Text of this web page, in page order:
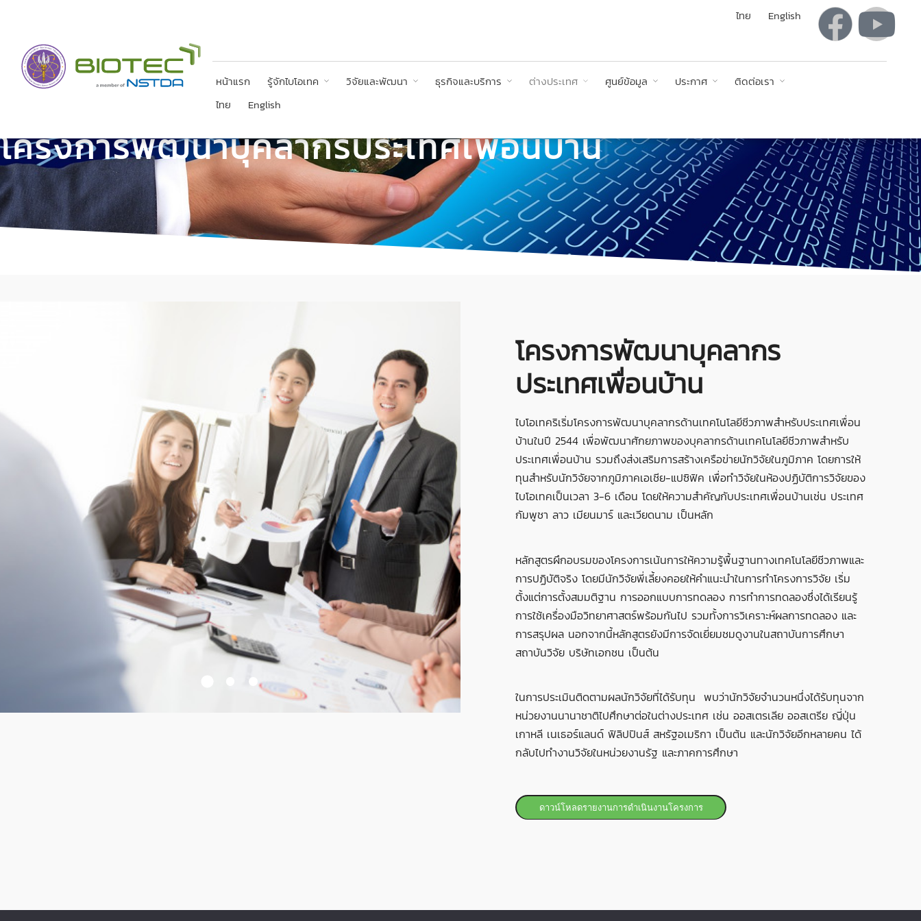
ไทย English
หน้าแรก รู้จักไบโอเทค วิจัยและพัฒนา ธุรกิจและบริการ ต่างประเทศ ศูนย์ข้อมูล ประกาศ
ติดต่อเรา
ไทย
English
โครงการพัฒนาบุคลากรประเทศเพื่อนบ้าน|
โครงการพัฒนาบุคลากร
ประเทศเพื่อนบ้าน
ไบโอเทคริเริ่มโครงการพัฒนาบุคลากรด้านเทคโนโลยีชีวภาพสำหรับประเทศเพื่อน
บ้านในปี 2544 เพื่อพัฒนาศักยภาพของบุคลากรด้านเทคโนโลยีชีวภาพสำหรับ
ประเทศเพื่อนบ้าน รวมถึงส่งเสริมการสร้างเครือข่ายนักวิจัยในภูมิภาค โดยการให้
ทุนสำหรับนักวิจัยจากภูมิภาคเอเชีย-แปซิฟิค เพื่อทำวิจัยในห้องปฏิบัติการวิจัยของ
ไบโอเทคเป็นเวลา 3-6 เดือน โดยให้ความสำคัญกับประเทศเพื่อนบ้านเช่น ประเทศ
กัมพูชา ลาว เมียนมาร์ และเวียดนาม เป็นหลัก
หลักสูตรผึกอบรมของโครงการเน้นการให้ความรู้พื้นฐานทางเทคโนโลยีชีวภาพและ
การปฏิบัติจริง โดยมีนักวิจัยพี่เลี้ยงคอยให้คำแนะนำในการทำโครงการวิจัย เริ่ม
ตั้งแต่การตั้งสมมติฐาน การออกแบบการทดลอง การทำการทดลองซึ่งได้เรียนรู้
การใช้เครื่องมือวิทยาศาสตร์พร้อมกันไป รวมทั้งการวิเคราะห์ผลการทดลอง และ
การสรุปผล นอกจากนี้หลักสูตรยังมีการจัดเยี่ยมชมดูงานในสถาบันการศึกษา
สถาบันวิจัย บริษัทเอกชน เป็นต้น
ในการประเมินติดตามผลนักวิจัยที่ได้รับทุน พบว่านักวิจัยจำนวนหนึ่งได้รับทุนจาก
หน่วยงานนานาชาติไปศึกษาต่อในต่างประเทศ เช่น ออสเตรเลีย ออสเตรีย ญี่ปุ่น
เกาหลี เนเธอร์แลนด์ ฟิลิปปินส์ สหรัฐอเมริกา เป็นต้น และนักวิจัยอีกหลายคน ได้
กลับไปทำงานวิจัยในหน่วยงานรัฐ และภาคการศึกษา
ดาวน์โหลดรายงานการดำเนินงานโครงการ